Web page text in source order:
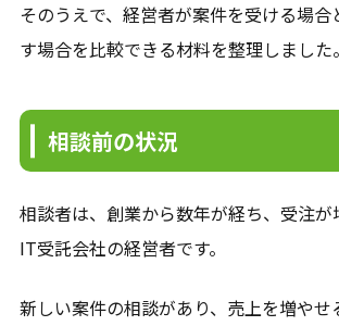
そのうえで、経営者が案件を受ける場合
す場合を比較できる材料を整理しました。
相談前の状況
相談者は、創業から数年が経ち、受注が
IT受託会社の経営者です。
新しい案件の相談があり、売上を増やせ